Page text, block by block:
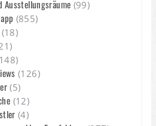
Ausstellungsräume (99)
(855)
(18)
(126)
(5)
(12)
(4)